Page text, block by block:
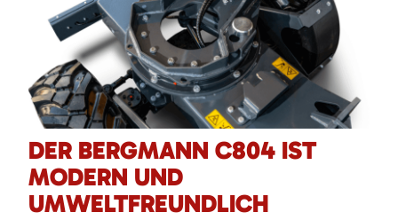
DER BERGMANN C804 IST
MODERN UND
UMWELTFREUNDLICH